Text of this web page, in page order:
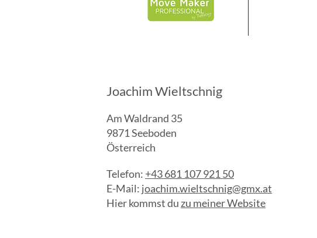
Joachim Wieltschnig
Am Waldrand 35
9871 Seeboden
Österreich
Telefon: +43 681 107 921 50
E-Mail: joachim.wieltschnig@gmx.at
Hier kommst du zu meiner Website